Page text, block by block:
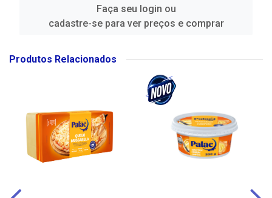
Faça seu login ou
cadastre-se para ver preços e comprar
Produtos Relacionados